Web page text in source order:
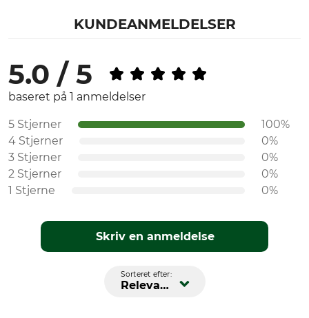
KUNDEANMELDELSER
5.0 / 5
baseret på 1 anmeldelser
5 Stjerner
100%
4 Stjerner
0%
3 Stjerner
0%
2 Stjerner
0%
1 Stjerne
0%
Skriv en anmeldelse
Sorteret efter:
Relevans